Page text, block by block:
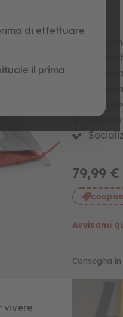
di effettuare
il prima
79,99 €
Avvisami
Consegna
vivere